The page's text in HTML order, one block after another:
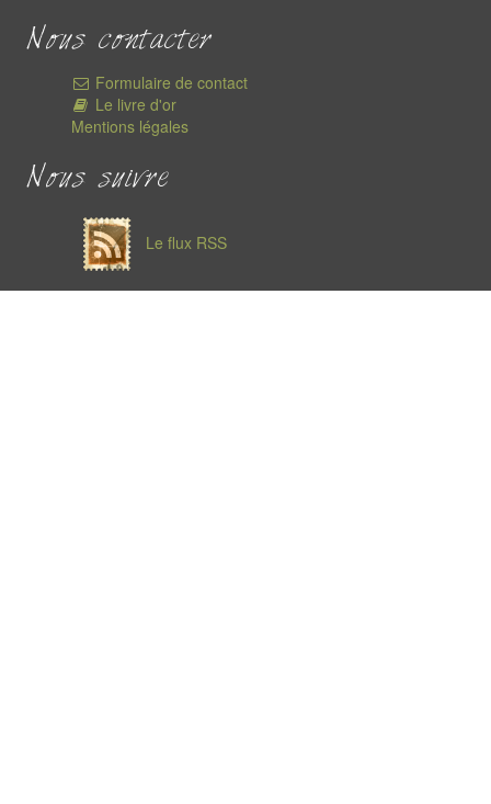
Nous contacter
Formulaire de contact
Le livre d'or
Mentions légales
Nous suivre
Le flux RSS